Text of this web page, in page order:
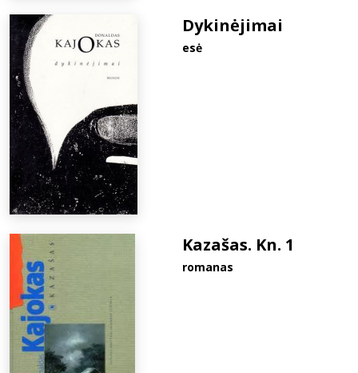
Dykinėjimai
esė
Kazašas. Kn. 1
romanas